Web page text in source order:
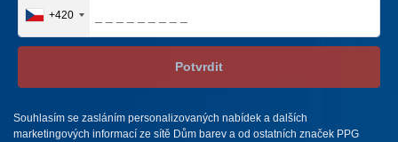
+420
Potvrdit
Souhlasím se zasláním personalizovaných nabídek a dalších
marketingových informací ze sítě Dům barev a od ostatních značek PPG